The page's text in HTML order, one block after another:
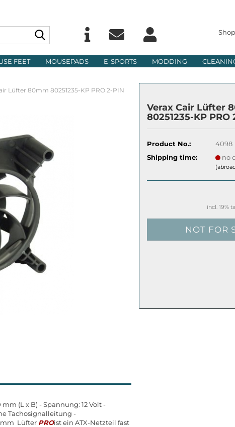
Change language
Delivery country
Email
Create a new account
Forgot password?
FEET MOUSEPADS E-SPORTS MODDING
Lüfter 80mm 80251235-KP PRO 2-PIN
Verax Cair Lüfter
80251235-KP PRO
Product No.:
4098
Shipping time:
no
incl. 19%
(L x B) - Spannung: 12 Volt -
Tachosignalleitung -
mm Lüfter PROist ein ATX-Netzteil fast